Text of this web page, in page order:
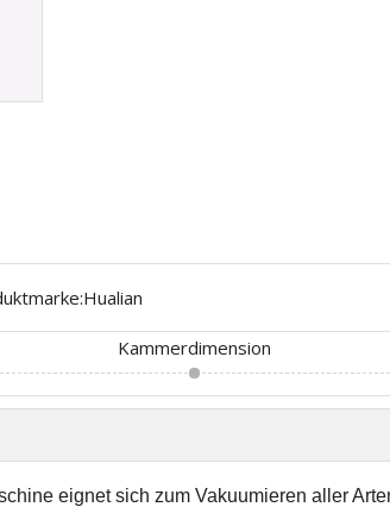
Hualian
Kammerdimension
eignet sich zum Vakuumieren aller